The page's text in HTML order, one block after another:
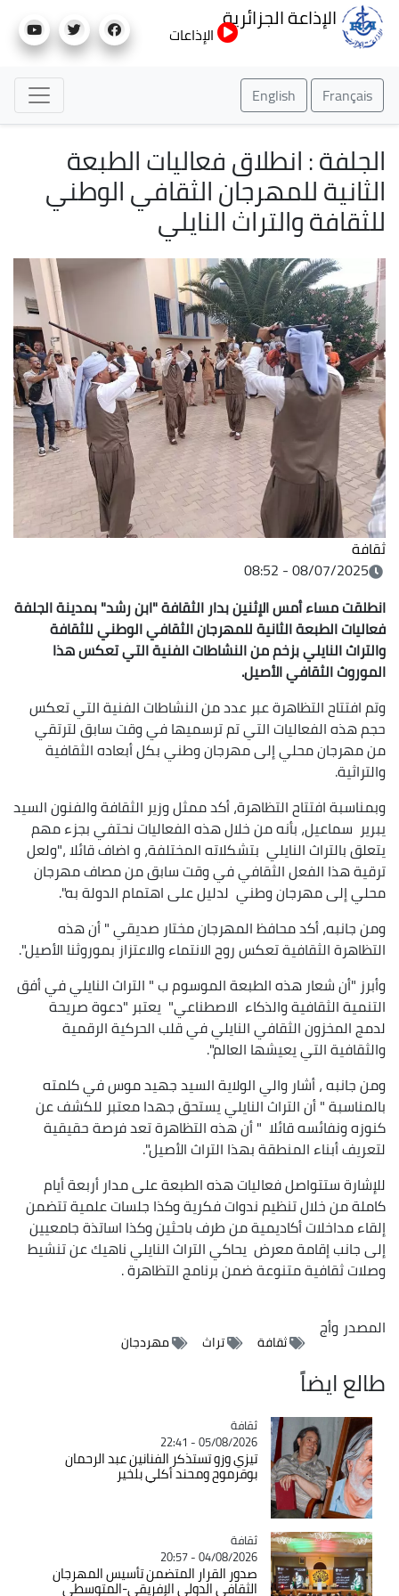
إلى
الإذاعة الجزائرية
الإذاعات
Français
English
الجلفة : انطلاق فعاليات الطبعة
الثانية للمهرجان الثقافي الوطني
للثقافة والتراث النايلي
ثقافة
08/07/2025 - 08:52
انطلقت مساء أمس الإثنين بدار الثقافة "ابن رشد" بمدينة الجلفة
فعاليات الطبعة الثانية للمهرجان الثقافي الوطني للثقافة
والتراث النايلي بزخم من النشاطات الفنية التي تعكس هذا
الموروث الثقافي الأصيل.
وتم افتتاح التظاهرة عبر عدد من النشاطات الفنية التي تعكس
حجم هذه الفعاليات التي تم ترسميها في وقت سابق لترتقي
من مهرجان محلي إلى مهرجان وطني بكل أبعاده الثقافية
والتراثية.
وبمناسبة افتتاح التظاهرة، أكد ممثل وزير الثقافة والفنون السيد
يبرير سماعيل، بأنه من خلال هذه الفعاليات نحتفي بجزء مهم
يتعلق بالتراث النايلي بتشكلاته المختلفة، و اضاف قائلا ،"ولعل
ترقية هذا الفعل الثقافي في وقت سابق من مصاف مهرجان
محلي إلى مهرجان وطني لدليل على اهتمام الدولة به".
ومن جانبه، أكد محافظ المهرجان مختار صديقي " أن هذه
التظاهرة الثقافية تعكس روح الانتماء والاعتزاز بموروثنا الأصيل".
وأبرز "أن شعار هذه الطبعة الموسوم ب " التراث النايلي في أفق
التنمية الثقافية والذكاء الاصطناعي" يعتبر "دعوة صريحة
لدمج المخزون الثقافي النايلي في قلب الحركية الرقمية
والثقافية التي يعيشها العالم".
ومن جانبه ، أشار والي الولاية السيد جهيد موس في كلمته
بالمناسبة " أن التراث النايلي يستحق جهدا معتبر للكشف عن
كنوزه ونفائسه قائلا " أن هذه التظاهرة تعد فرصة حقيقية
لتعريف أبناء المنطقة بهذا التراث الأصيل".
للإشارة ستتواصل فعاليات هذه الطبعة على مدار أربعة أيام
كاملة من خلال تنظيم ندوات فكرية وكذا جلسات علمية تتضمن
إلقاء مداخلات أكاديمية من طرف باحثين وكذا اساتذة جامعيين
إلى جانب إقامة معرض يحاكي التراث النايلي ناهيك عن تنشيط
وصلات ثقافية متنوعة ضمن برنامج التظاهرة .
المصدروأج
ثقافة تراث مهردجان
طالع ايضاً
Catégorie
ثقافة
05/08/2026 - 22:41
تيزي وزو تستذكر الفنانين عبد الرحمان
بوقرموح ومحند أكلي بلخير
Catégorie
ثقافة
04/08/2026 - 20:57
صدور القرار المتضمن تأسيس المهرجان
الثقافي الدولي الإفريقي-المتوسطي